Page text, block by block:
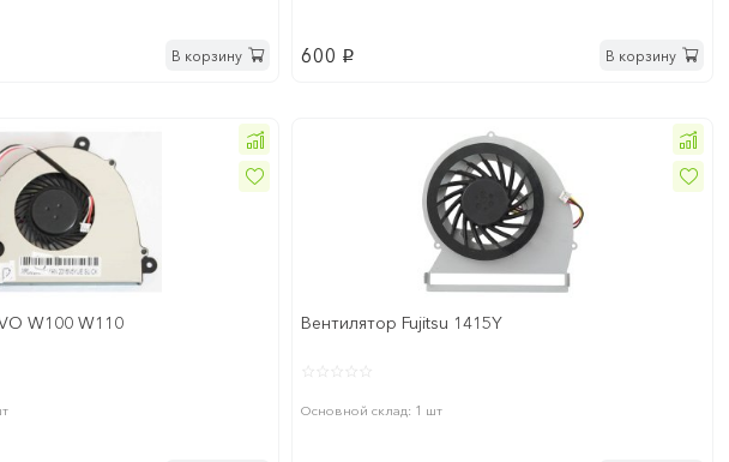
В корзину 600 p В корзину
W100 W110 Вентилятор Fujitsu 1415Y
Основной склад: 1 шт